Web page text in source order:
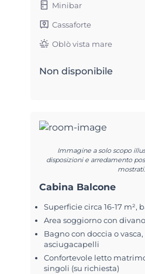
Minibar
Cassaforte
Oblò vista mare
Non disponibile
Immagine a solo scopo
disposizioni e arredamento
mostrati.
Cabina Balcone
Superficie circa 16-17 m²,
Area soggiorno con divano
Bagno con doccia o
asciugacapelli
Confortevole letto
singoli (su richiesta)